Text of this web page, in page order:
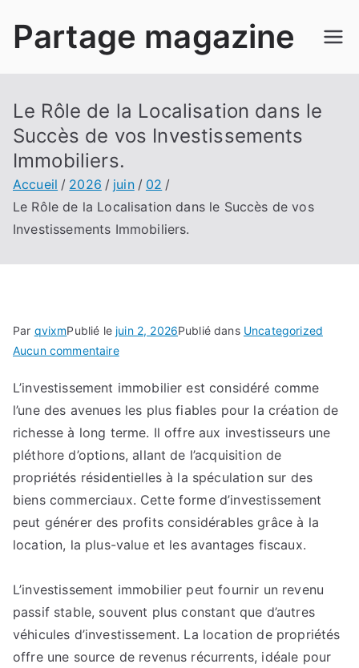
Partage magazine
Le Rôle de la Localisation dans le
Succès de vos Investissements
Immobiliers.
Accueil 2026 juin
02
Le Rôle de la Localisation dans le Succès de vos
Investissements Immobiliers.
Par qvixmPublié le juin 2, 2026Publié dans Uncategorized
Aucun commentairesur
Rôle
de
la
Localisation
dans
de
vos
Immobiliers.
L’investissement immobilier est considéré comme
l’une des avenues les plus fiables pour la création de
richesse à long terme. Il offre aux investisseurs une
pléthore d’options, allant de l’acquisition de
propriétés résidentielles à la spéculation sur des
biens commerciaux. Cette forme d’investissement
peut générer des profits considérables grâce à la
location, la plus-value et les avantages fiscaux.
L’investissement immobilier peut fournir un revenu
passif stable, souvent plus constant que d’autres
véhicules d’investissement. La location de propriétés
offre une source de revenus récurrents, idéale pour